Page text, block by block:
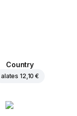
Country
alates 12,10 €